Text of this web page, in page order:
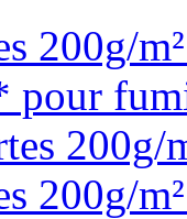
200g/
200g/